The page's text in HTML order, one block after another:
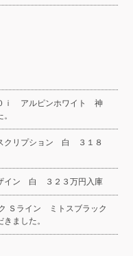
０ｉ アルピンホワイト 神
クリプション 白 ３１８
ザイン 白 ３２３万円入庫
Ｓライン ミトスブラック
ました。